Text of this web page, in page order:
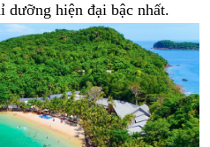
hiện đại bậc nhất.